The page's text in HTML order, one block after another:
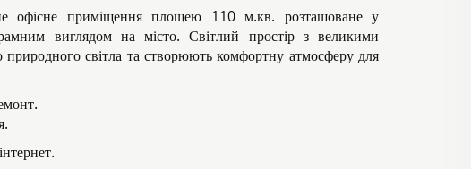
офісне приміщення площею 110 м.кв. розташоване у
виглядом на місто. Світлий простір з великими
природного світла та створюють комфортну атмосферу для